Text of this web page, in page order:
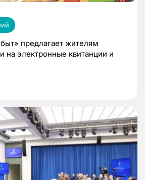
предлагает жителям
на электронные квитанции и